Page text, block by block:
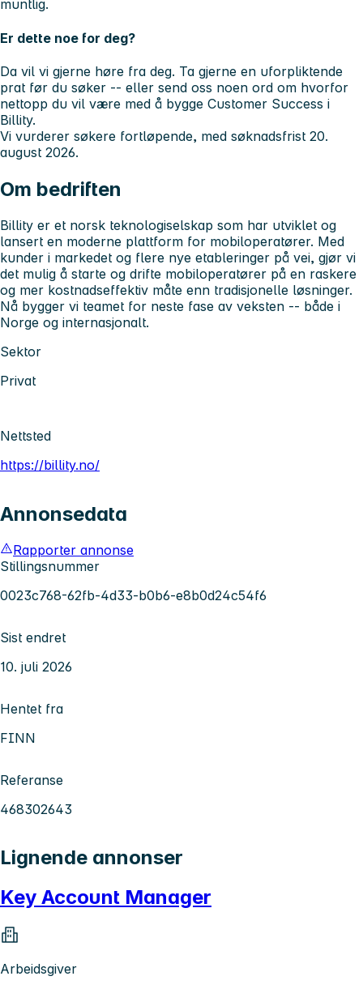
muntlig.
Er dette noe for deg?
Da vil vi gjerne høre fra deg. Ta gjerne en uforpliktende
prat før du søker -- eller send oss noen ord om hvorfor
nettopp du vil være med å bygge Customer Success i
Billity.
Vi vurderer søkere fortløpende, med søknadsfrist 20.
august 2026.
Om bedriften
Billity er et norsk teknologiselskap som har utviklet og
lansert en moderne plattform for mobiloperatører. Med
kunder i markedet og flere nye etableringer på vei, gjør vi
det mulig å starte og drifte mobiloperatører på en raskere
og mer kostnadseffektiv måte enn tradisjonelle løsninger.
Nå bygger vi teamet for neste fase av veksten -- både i
Norge og internasjonalt.
Sektor
Privat
Nettsted
https://billity.no/
Annonsedata
Rapporter annonse
Stillingsnummer
0023c768-62fb-4d33-b0b6-e8b0d24c54f6
Sist endret
10. juli 2026
Hentet fra
FINN
Referanse
468302643
Lignende annonser
Key Account Manager
Arbeidsgiver